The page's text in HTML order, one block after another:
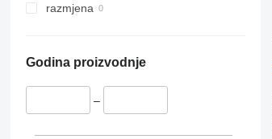
razmjena
Godina proizvodnje
–